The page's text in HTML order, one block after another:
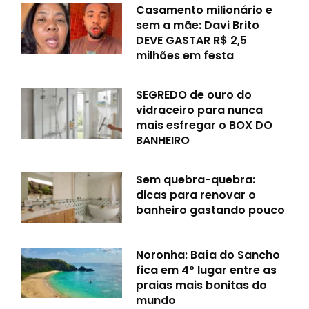
Casamento milionário e
sem a mãe: Davi Brito
DEVE GASTAR R$ 2,5
milhões em festa
SEGREDO de ouro do
vidraceiro para nunca
mais esfregar o BOX DO
BANHEIRO
Sem quebra-quebra:
dicas para renovar o
banheiro gastando pouco
Noronha: Baía do Sancho
fica em 4º lugar entre as
praias mais bonitas do
mundo